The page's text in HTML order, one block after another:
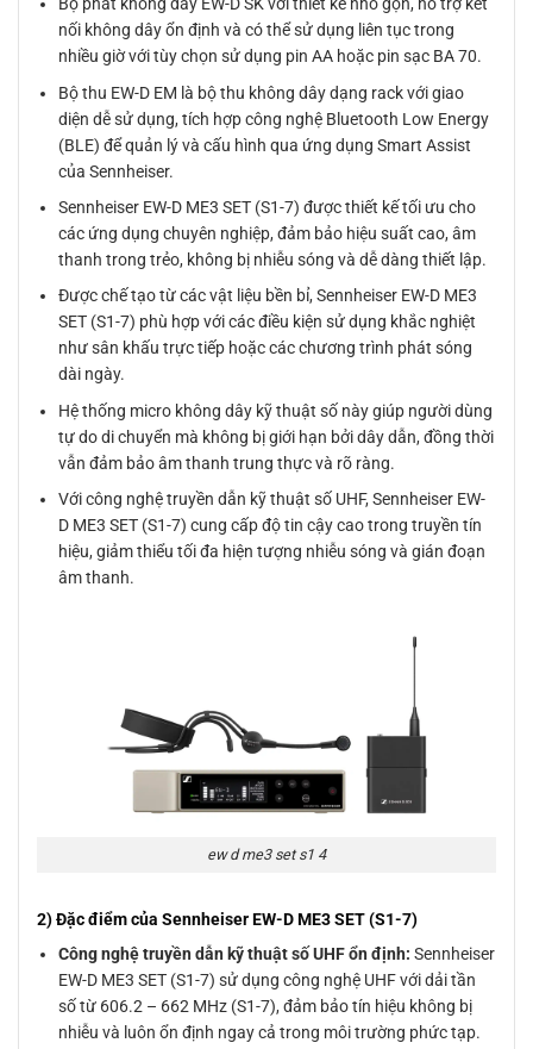
Bộ phát không dây EW-D SK với thiết kế nhỏ gọn, hỗ trợ kết
nối không dây ổn định và có thể sử dụng liên tục trong
nhiều giờ với tùy chọn sử dụng pin AA hoặc pin sạc BA 70.
Bộ thu EW-D EM là bộ thu không dây dạng rack với giao
diện dễ sử dụng, tích hợp công nghệ Bluetooth Low Energy
(BLE) để quản lý và cấu hình qua ứng dụng Smart Assist
của Sennheiser.
Sennheiser EW-D ME3 SET (S1-7) được thiết kế tối ưu cho
các ứng dụng chuyên nghiệp, đảm bảo hiệu suất cao, âm
thanh trong trẻo, không bị nhiễu sóng và dễ dàng thiết lập.
Được chế tạo từ các vật liệu bền bỉ, Sennheiser EW-D ME3
SET (S1-7) phù hợp với các điều kiện sử dụng khắc nghiệt
như sân khấu trực tiếp hoặc các chương trình phát sóng
dài ngày.
Hệ thống micro không dây kỹ thuật số này giúp người dùng
tự do di chuyển mà không bị giới hạn bởi dây dẫn, đồng thời
vẫn đảm bảo âm thanh trung thực và rõ ràng.
Với công nghệ truyền dẫn kỹ thuật số UHF, Sennheiser EW-
D ME3 SET (S1-7) cung cấp độ tin cậy cao trong truyền tín
hiệu, giảm thiểu tối đa hiện tượng nhiễu sóng và gián đoạn
âm thanh.
ew d me3 set s1 4
2) Đặc điểm của Sennheiser EW-D ME3 SET (S1-7)
Công nghệ truyền dẫn kỹ thuật số UHF ổn định: Sennheiser
EW-D ME3 SET (S1-7) sử dụng công nghệ UHF với dải tần
số từ 606.2 – 662 MHz (S1-7), đảm bảo tín hiệu không bị
nhiễu và luôn ổn định ngay cả trong môi trường phức tạp.